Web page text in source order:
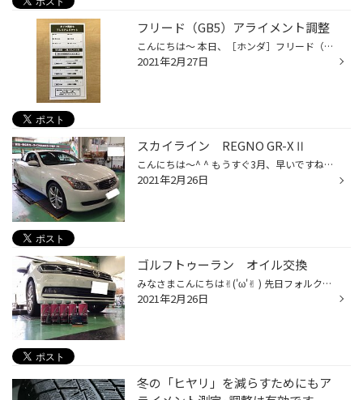
フリード（GB5）アライメント調整
こんにちは〜 本日、［ホンダ］フリード（GB5）でアライメント調整を行いました。 今回こちらのタイヤ長持ちプレミアムチケットをご使用いただきました。 こちらのチケットは、当店でタイヤを購入いただいた際に『長持ちプラン』に加入していただくと付いてくるチケットです！ ご購入日から4年間の...
2021年2月27日
スカイライン REGNO GR-XⅡ
こんにちは〜^ ^ もうすぐ3月、早いですねぇ。 2月も残りわずかです、頑張っていきましょう(´∀｀*) 本日紹介する作業事例はこちらです。 【ニッサン】スカイライン 225/50R18 REGNO GR-Xll (F2本交換) 本日、スカイラインにお乗りのオーナー様にご来店いただきました。 タイヤが変な感じがする、と...
2021年2月26日
ゴルフトゥーラン オイル交換
みなさまこんにちは✌︎('ω'✌︎ ) 先日フォルクスワーゲン トゥーランでオイル交換を行いました( ^ω^ ) オイルは当店で人気のA.S.H 5W40です。 A.S.H A.S.Hの特徴は長持ちで高性能なオイル（＾ν＾）v どんなお車でも体感しやすいチューニング的オイル A.S.Hオイルは価格だけで言えば高いですが 通常の...
2021年2月26日
冬の「ヒヤリ」を減らすためにもア